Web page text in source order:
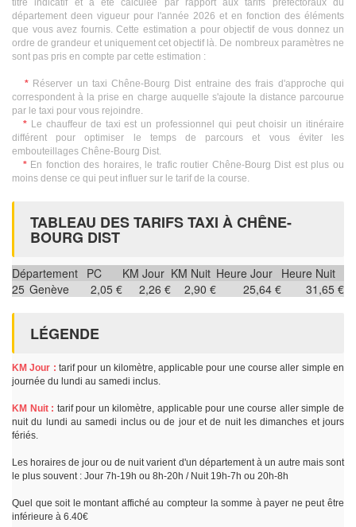
département deen vigueur pour l'année 2026 et en fonction des éléments
que vous avez fournis. Cette estimation a pour objectif de vous donnez un
ordre de grandeur et uniquement cet objectif là. De nombreux paramètres ne
sont pas pris en compte par cette estimation :
*Réserver un taxi Chêne-Bourg Dist entraine des frais d'approche qui
correspondent à la prise en charge auquelle s'ajoute la distance parcourue
par le taxi pour vous rejoindre.
* Le chauffeur de taxi est un professionnel qui peut choisir un itinéraire
différent pour optimiser le temps de parcours et vous éviter les
embouteillages Chêne-Bourg Dist.
*En fonction des horaires, le trafic routier Chêne-Bourg Dist est plus ou
moins dense ce qui peut influer sur le tarif de la course.
TABLEAU DES TARIFS TAXI À CHÊNE-
BOURG DIST
Département PC KM Jour KM Nuit Heure Jour Heure Nuit
25 Genève 2,05 € 2,26 € 2,90 € 25,64 € 31,65 €
LÉGENDE
KM Jour : tarif pour un kilomètre, applicable pour une course aller simple en
journée du lundi au samedi inclus.
KM Nuit : tarif pour un kilomètre, applicable pour une course aller simple de
nuit du lundi au samedi inclus ou de jour et de nuit les dimanches et jours
fériés.
Les horaires de jour ou de nuit varient d'un département à un autre mais sont
le plus souvent : Jour 7h-19h ou 8h-20h / Nuit 19h-7h ou 20h-8h
Quel que soit le montant affiché au compteur la somme à payer ne peut être
inférieure à 6.40€